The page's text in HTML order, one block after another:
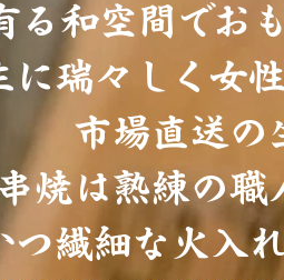
る和空間でお
に瑞々しく女
市場直送の
焼は熟練の
つ繊細な火入